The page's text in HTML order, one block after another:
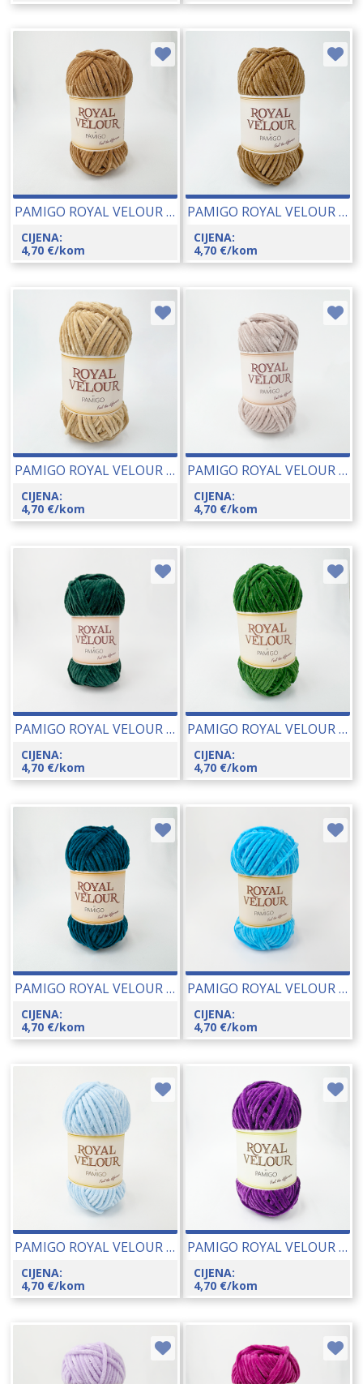
PAMIGO ROYAL VELOUR 100 GR 26048-145
CIJENA:
4,70 €/kom
PAMIGO ROYAL VELOUR 100 GR 26048-144
CIJENA:
4,70 €/kom
PAMIGO ROYAL VELOUR 100 GR 26048-143
CIJENA:
4,70 €/kom
PAMIGO ROYAL VELOUR 100 GR 26048-142
CIJENA:
4,70 €/kom
PAMIGO ROYAL VELOUR 100 GR 26048-140
CIJENA:
4,70 €/kom
PAMIGO ROYAL VELOUR 100 GR 26048-139
CIJENA:
4,70 €/kom
PAMIGO ROYAL VELOUR 100 GR 26048-136
CIJENA:
4,70 €/kom
PAMIGO ROYAL VELOUR 100 GR 26048-132
CIJENA:
4,70 €/kom
PAMIGO ROYAL VELOUR 100 GR 26048-131
CIJENA:
4,70 €/kom
PAMIGO ROYAL VELOUR 100 GR 26048-126
CIJENA:
4,70 €/kom